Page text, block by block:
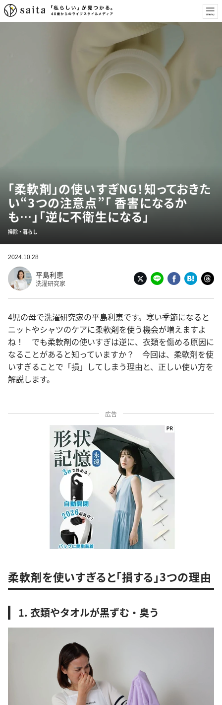
「柔軟剤」の使いすぎNG！知っておきた
い“3つの注意点”「 香害になるか
も…」「逆に不衛生になる」
掃除・暮らし
2024.10.28
平島利恵
洗濯研究家
4児の母で洗濯研究家の平島利恵です。寒い季節になると
ニットやシャツのケアに柔軟剤を使う機会が増えますよ
ね！ でも柔軟剤の使いすぎは逆に、衣類を傷める原因に
なることがあると知っていますか？ 今回は、柔軟剤を使
いすぎることで「損」してしまう理由と、正しい使い方を
解説します。
広告
柔軟剤を使いすぎると「損する」3つの理由
1. 衣類やタオルが黒ずむ・臭う